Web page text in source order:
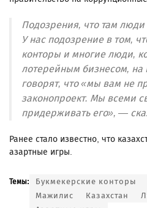
Подозрения, что там
У нас подозрение в том,
конторы и многие люди,
лотерейным бизнесом, на
говорят, что «‎мы вам не
законопроект. Мы всеми
придерживать его», —
Ранее стало известно, что
азартные игры.
Темы: Букмекерские конторы
Мажилис
Казахстан